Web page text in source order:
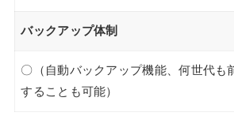
バックアップ体制
〇（自動バックアップ機能、何世代も
することも可能）